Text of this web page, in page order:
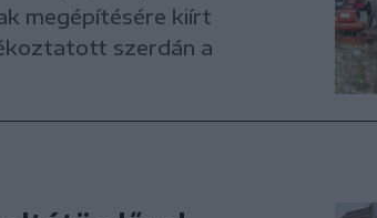
megépítésére kiírt
szerdán a